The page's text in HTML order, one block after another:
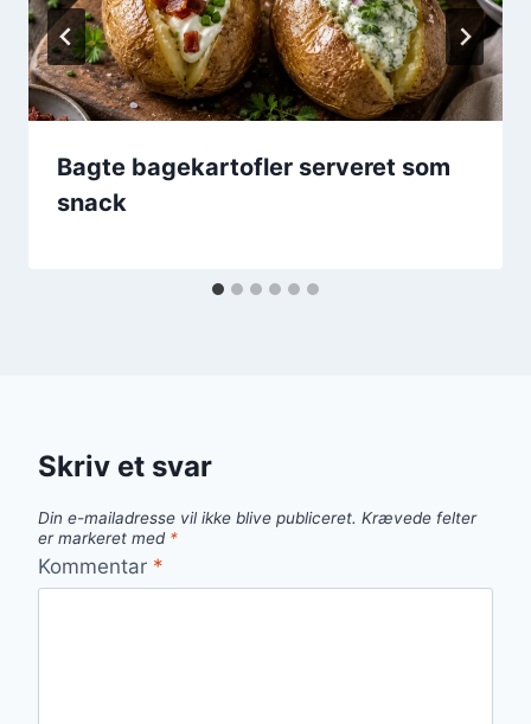
Bagte bagekartofler serveret som
snack
Skriv et svar
Din e-mailadresse vil ikke blive publiceret. Krævede felter
er markeret med *
Kommentar *